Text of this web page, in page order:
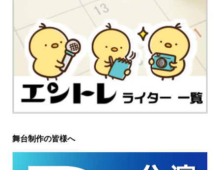
舞台制作の皆様へ